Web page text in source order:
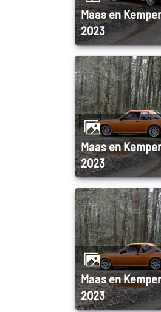
Maas en Kempen rit
2023
Maas en Kempen rit
2023
Maas en Kempen rit
2023